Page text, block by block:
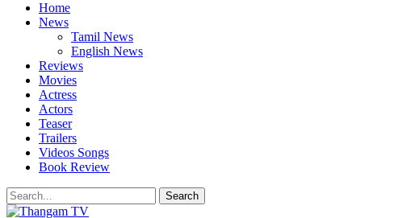
Home
News
Tamil News
English News
Reviews
Movies
Actress
Actors
Teaser
Trailers
Videos Songs
Book Review